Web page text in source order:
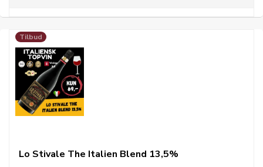
Tilbud
Lo Stivale The Italien Blend 13,5%